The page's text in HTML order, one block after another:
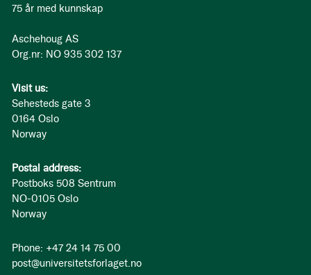
75 år med kunnskap
Aschehoug AS
Org.nr: NO 935 302 137
Visit us:
Sehesteds gate 3
0164 Oslo
Norway
Postal address:
Postboks 508 Sentrum
NO-0105 Oslo
Norway
Phone: +47 24 14 75 00
post@universitetsforlaget.no